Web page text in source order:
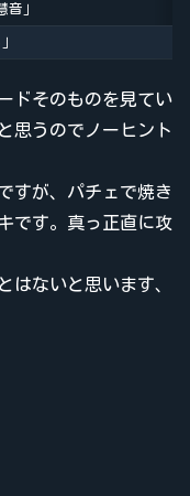
音」
ドそのものを見てい
思うのでノーヒント
すが、パチェで焼き
です。真っ正直に攻
はないと思います、